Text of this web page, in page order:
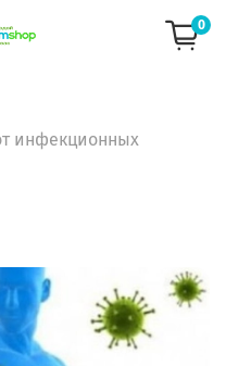
0
инфекционных